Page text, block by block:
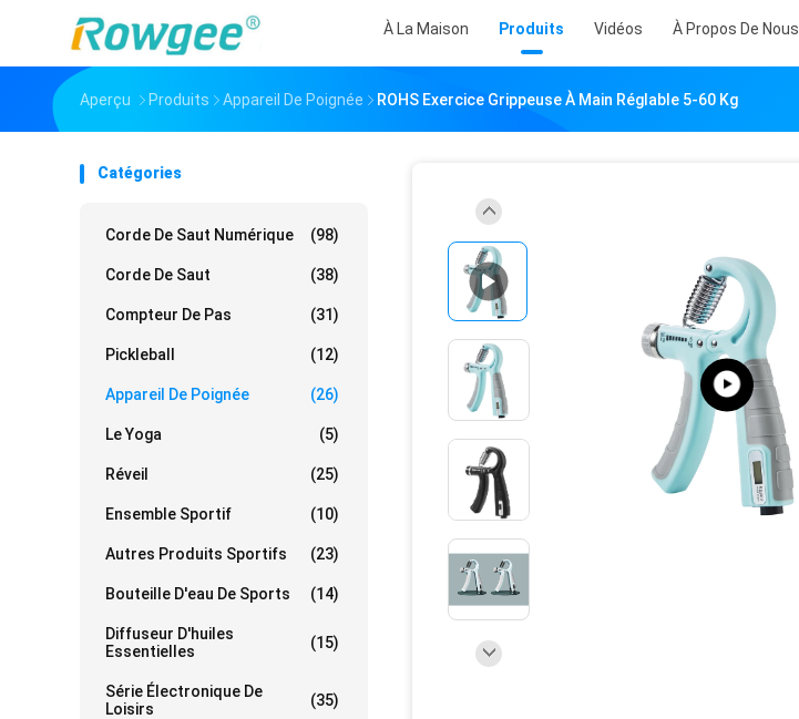
À La Maison Produits Vidéos À Propos De Nous
Aperçu Produits Appareil De Poignée ROHS Exercice Grippeuse À Main Réglable 5-60 Kg
Catégories
Corde De Saut Numérique (98)
Corde De Saut (38)
Compteur De Pas (31)
Pickleball (12)
Appareil De Poignée (26)
Le Yoga (5)
Réveil (25)
Ensemble Sportif (10)
Autres Produits Sportifs (23)
Bouteille D'eau De Sports (14)
Diffuseur D'huiles
Essentielles
(15)
Série Électronique De
Loisirs
(35)